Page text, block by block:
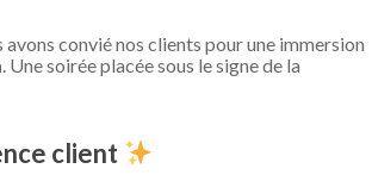
convié nos clients pour une immersion
. Une soirée placée sous le signe de la
client